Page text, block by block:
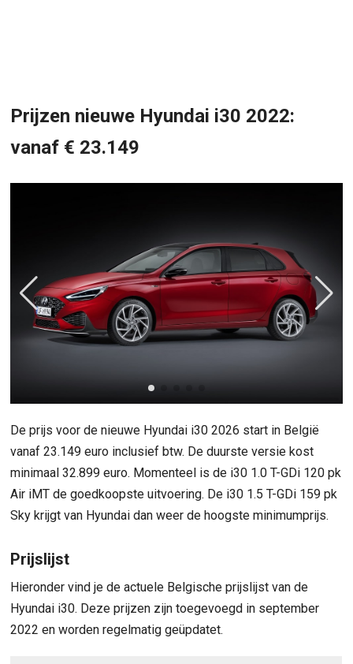
Prijzen nieuwe Hyundai i30 2022:
vanaf € 23.149
De prijs voor de nieuwe Hyundai i30 2026 start in België
vanaf 23.149 euro inclusief btw. De duurste versie kost
minimaal 32.899 euro. Momenteel is de i30 1.0 T-GDi 120 pk
Air iMT de goedkoopste uitvoering. De i30 1.5 T-GDi 159 pk
Sky krijgt van Hyundai dan weer de hoogste minimumprijs.
Prijslijst
Hieronder vind je de actuele Belgische prijslijst van de
Hyundai i30. Deze prijzen zijn toegevoegd in september
2022 en worden regelmatig geüpdatet.